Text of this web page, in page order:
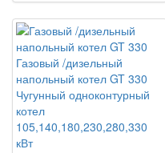
Газовый /дизельный
напольный котел GT 330
Чугунный одноконтурный
котел
105,140,180,230,280,330
кВт